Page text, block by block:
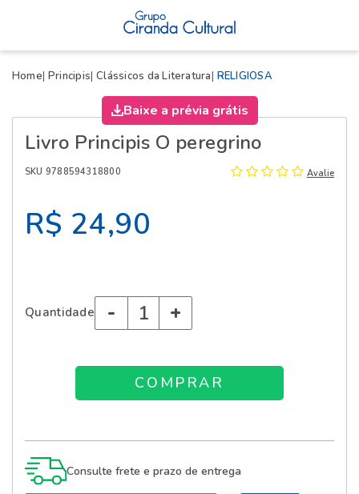
Home Principis Clássicos da Literatura RELIGIOSA
Baixe a prévia grátis
Livro Principis O peregrino
SKU 9788594318800 Avalie
R$ 24,90
Quantidade - +
Consulte frete e prazo de entrega